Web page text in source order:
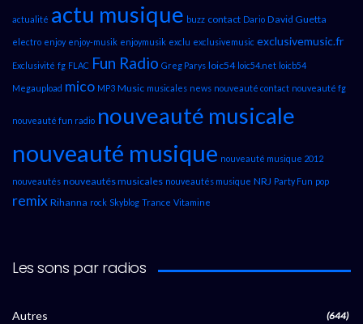
actualité actu musique buzz contact Dario David Guetta
electro enjoy enjoy-musik enjoymusik exclu exclusivemusic exclusivemusic.fr
Exclusivité fg FLAC Fun Radio Greg Parys loic54 loic54.net loicb54
Megaupload mico MP3 Music musicales news nouveauté contact nouveauté fg
nouveauté fun radio nouveauté musicale
nouveauté musique nouveauté musique 2012
nouveautés nouveautés musicales nouveautés musique NRJ Party Fun pop
remix Rihanna rock Skyblog Trance Vitamine
Les sons par radios
Autres (644)